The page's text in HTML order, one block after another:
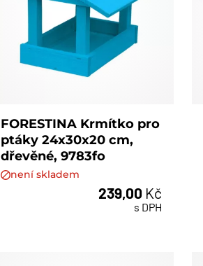
FORESTINA Krmítko pro
ptáky 24x30x20 cm,
dřevěné, 9783fo
není skladem
239,00 Kč
s DPH